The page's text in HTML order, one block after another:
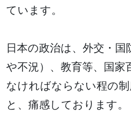
ています。
日本の政治は、外交・国
や不況）、教育等、国家
なければならない程の
と、痛感しております。